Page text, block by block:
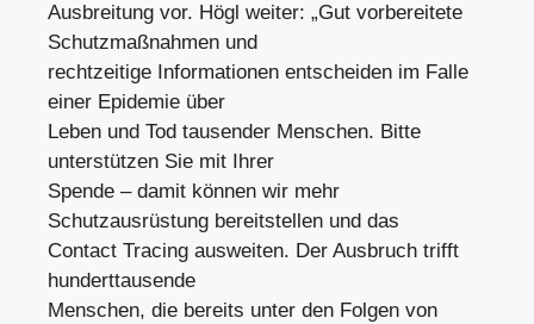
Ausbreitung vor. Högl weiter: „Gut vorbereitete
Schutzmaßnahmen und
rechtzeitige Informationen entscheiden im Falle
einer Epidemie über
Leben und Tod tausender Menschen. Bitte
unterstützen Sie mit Ihrer
Spende – damit können wir mehr
Schutzausrüstung bereitstellen und das
Contact Tracing ausweiten. Der Ausbruch trifft
hunderttausende
Menschen, die bereits unter den Folgen von